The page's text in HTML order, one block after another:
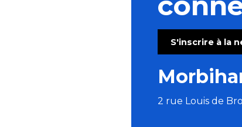
S'inscrire à la
2 rue Louis de